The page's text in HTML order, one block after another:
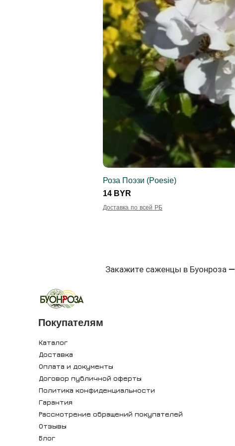
Роза Поэзи (Poesie)
Цена
14 BYR
Доставка по всей РБ
Закажите саженцы в Буонроза
Покупателям
Каталог
Доставка
Оплата и документы
Договор публичной оферты
Политика конфиденциальности
Гарантия
Рассмотрение обращений покупателей
Отзывы
Блог